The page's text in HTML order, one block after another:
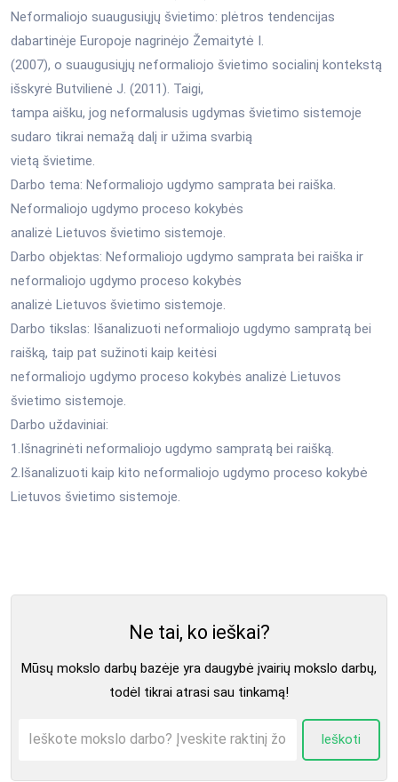
Neformaliojo suaugusiųjų švietimo: plėtros tendencijas
dabartinėje Europoje nagrinėjo Žemaitytė I.
(2007), o suaugusiųjų neformaliojo švietimo socialinį kontekstą
išskyrė Butvilienė J. (2011). Taigi,
tampa aišku, jog neformalusis ugdymas švietimo sistemoje
sudaro tikrai nemažą dalį ir užima svarbią
vietą švietime.
Darbo tema: Neformaliojo ugdymo samprata bei raiška.
Neformaliojo ugdymo proceso kokybės
analizė Lietuvos švietimo sistemoje.
Darbo objektas: Neformaliojo ugdymo samprata bei raiška ir
neformaliojo ugdymo proceso kokybės
analizė Lietuvos švietimo sistemoje.
Darbo tikslas: Išanalizuoti neformaliojo ugdymo sampratą bei
raišką, taip pat sužinoti kaip keitėsi
neformaliojo ugdymo proceso kokybės analizė Lietuvos
švietimo sistemoje.
Darbo uždaviniai:
1.Išnagrinėti neformaliojo ugdymo sampratą bei raišką.
2.Išanalizuoti kaip kito neformaliojo ugdymo proceso kokybė
Lietuvos švietimo sistemoje.
Ne tai, ko ieškai?
Mūsų mokslo darbų bazėje yra daugybė įvairių mokslo darbų,
todėl tikrai atrasi sau tinkamą!
Ieškoti